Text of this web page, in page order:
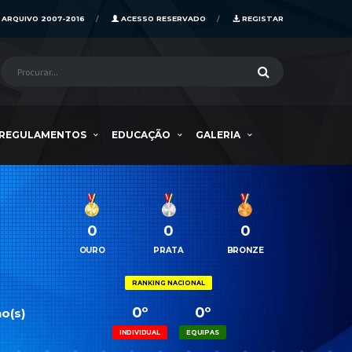
REGISTAR
ACESSO RESERVADO
ARQUIVO 2007-2016
EDUCAÇÃO GALERIA
0
OURO
0
PRATA
0
BRONZE
RANKING NACIONAL
0º
EQUIPAS
0º
INDIVIDUAL